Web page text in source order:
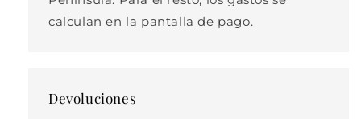
calculan en la pantalla de pago.
Devoluciones